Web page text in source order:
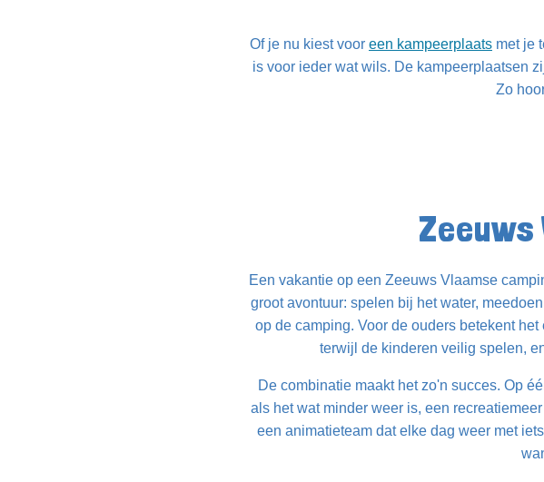
Of je nu kiest voor een kampeerplaatsmet je
is voor ieder wat wils. De kampeerplaatsen
Zo
Zeeuws
Een vakantie op een Zeeuws Vlaamse
groot avontuur: spelen bij het water,
op de camping. Voor de ouders betekent
terwijl de kinderen veilig spelen,
De combinatie maakt het zo'n succes. Op
als het wat minder weer is, een
een animatieteam dat elke dag weer met